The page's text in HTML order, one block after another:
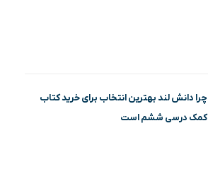
چرا دانش لند بهترین انتخاب برای خرید کتاب
کمک درسی ششم است